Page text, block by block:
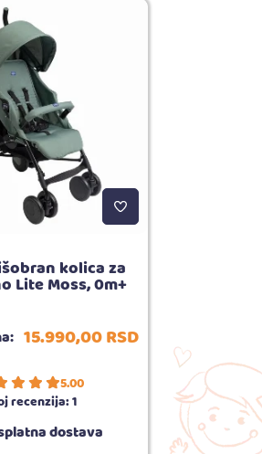
kolica za
Lite Moss, 0m+
15.990,00RSD
5.00
recenzija:1
dostava